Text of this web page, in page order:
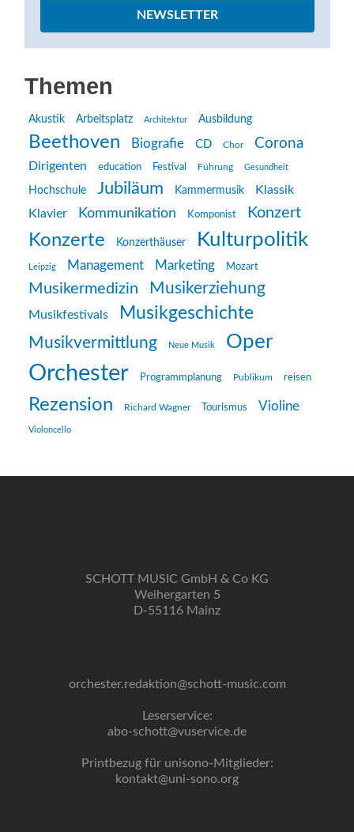
NEWSLETTER
Themen
Akustik Arbeitsplatz Architektur Ausbildung
Beethoven Biografie CD Chor Corona
Dirigenten education Festival Führung Gesundheit
Hochschule Jubiläum Kammermusik
Klassik
Klavier
Kommunikation Komponist Konzert
Konzerte Konzerthäuser Kulturpolitik
Leipzig Management Marketing Mozart
Musikermedizin Musikerziehung
Musikfestivals Musikgeschichte
Musikvermittlung Neue Musik Oper
Orchester Programmplanung Publikum reisen
Rezension Richard Wagner Tourismus Violine
Violoncello
SCHOTT MUSIC GmbH & Co KG
Weihergarten 5
D-55116 Mainz
orchester.redaktion@schott-music.com
Leserservice:
abo-schott@vuservice.de
Printbezug für unisono-Mitglieder:
kontakt@uni-sono.org